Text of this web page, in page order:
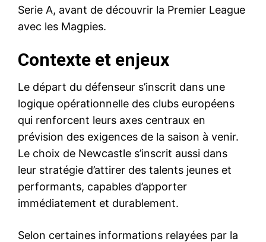
Serie A, avant de découvrir la Premier League
avec les Magpies.
Contexte et enjeux
Le départ du défenseur s’inscrit dans une
logique opérationnelle des clubs européens
qui renforcent leurs axes centraux en
prévision des exigences de la saison à venir.
Le choix de Newcastle s’inscrit aussi dans
leur stratégie d’attirer des talents jeunes et
performants, capables d’apporter
immédiatement et durablement.
Selon certaines informations relayées par la